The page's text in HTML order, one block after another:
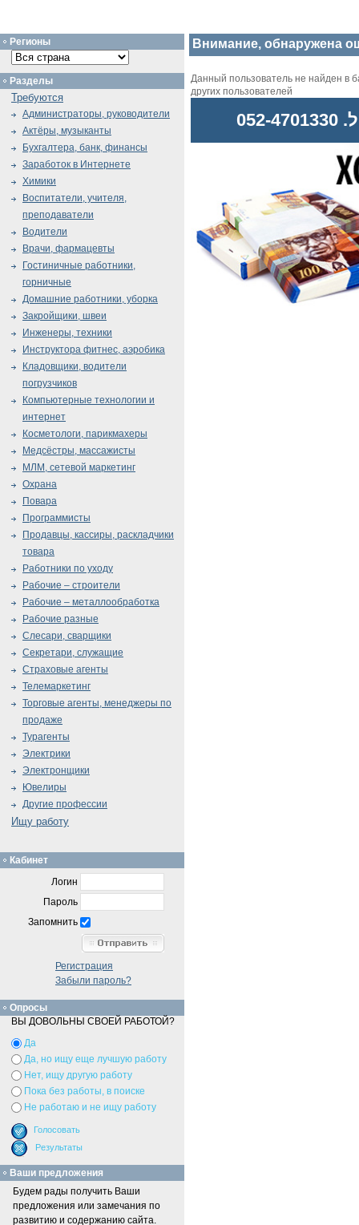
Внимание, обнаружена
Данный пользователь не найден в
других пользователей
Регионы
Разделы
Требуются
Администраторы, руководители
Актёры, музыканты
Бухгалтера, банк, финансы
Заработок в Интернете
Химики
Воспитатели, учителя,
преподаватели
Водители
Врачи, фармацевты
Гостиничные работники,
горничные
Домашние работники, уборка
Закройщики, швеи
Инженеры, техники
Инструктора фитнес, аэробика
Кладовщики, водители
погрузчиков
Компьютерные технологии и
интернет
Косметологи, парикмахеры
Медсёстры, массажисты
МЛМ, сетевой маркетинг
Охрана
Повара
Программисты
Продавцы, кассиры, раскладчики
товара
Работники по уходу
Рабочие – строители
Рабочие – металлообработка
Рабочие разные
Слесари, сварщики
Секретари, служащие
Страховые агенты
Телемаркетинг
Торговые агенты, менеджеры по
продаже
Турагенты
Электрики
Электронщики
Ювелиры
Другие профессии
Ищу работу
Кабинет
Логин
Пароль
Запомнить
Регистрация
Забыли пароль?
Опросы
ВЫ ДОВОЛЬНЫ СВОЕЙ РАБОТОЙ?
Да
Да, но ищу еще лучшую работу
Нет, ищу другую работу
Пока без работы, в поиске
Не работаю и не ищу работу
Ваши предложения
Будем рады получить Ваши
предложения или замечания по
развитию и содержанию сайта.